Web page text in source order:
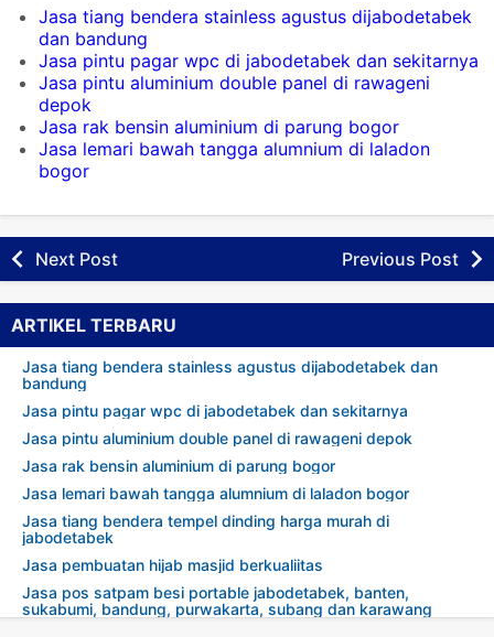
Jasa tiang bendera stainless agustus dijabodetabek
dan bandung
Jasa pintu pagar wpc di jabodetabek dan sekitarnya
Jasa pintu aluminium double panel di rawageni
depok
Jasa rak bensin aluminium di parung bogor
Jasa lemari bawah tangga alumnium di laladon
bogor
Next Post Previous Post
ARTIKEL TERBARU
Jasa tiang bendera stainless agustus dijabodetabek dan
bandung
Jasa pintu pagar wpc di jabodetabek dan sekitarnya
Jasa pintu aluminium double panel di rawageni depok
Jasa rak bensin aluminium di parung bogor
Jasa lemari bawah tangga alumnium di laladon bogor
Jasa tiang bendera tempel dinding harga murah di
jabodetabek
Jasa pembuatan hijab masjid berkualiitas
Jasa pos satpam besi portable jabodetabek, banten,
sukabumi, bandung, purwakarta, subang dan karawang